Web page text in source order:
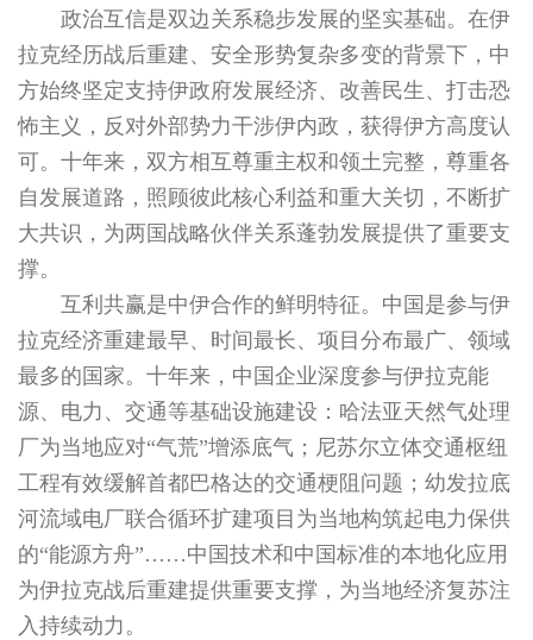
政治互信是双边关系稳步发展的坚实基础。在伊
拉克经历战后重建、安全形势复杂多变的背景下，中
方始终坚定支持伊政府发展经济、改善民生、打击恐
怖主义，反对外部势力干涉伊内政，获得伊方高度认
可。十年来，双方相互尊重主权和领土完整，尊重各
自发展道路，照顾彼此核心利益和重大关切，不断扩
大共识，为两国战略伙伴关系蓬勃发展提供了重要支
撑。
互利共赢是中伊合作的鲜明特征。中国是参与伊
拉克经济重建最早、时间最长、项目分布最广、领域
最多的国家。十年来，中国企业深度参与伊拉克能
源、电力、交通等基础设施建设：哈法亚天然气处理
厂为当地应对“气荒”增添底气；尼苏尔立体交通枢纽
工程有效缓解首都巴格达的交通梗阻问题；幼发拉底
河流域电厂联合循环扩建项目为当地构筑起电力保供
的“能源方舟”……中国技术和中国标准的本地化应用
为伊拉克战后重建提供重要支撑，为当地经济复苏注
入持续动力。